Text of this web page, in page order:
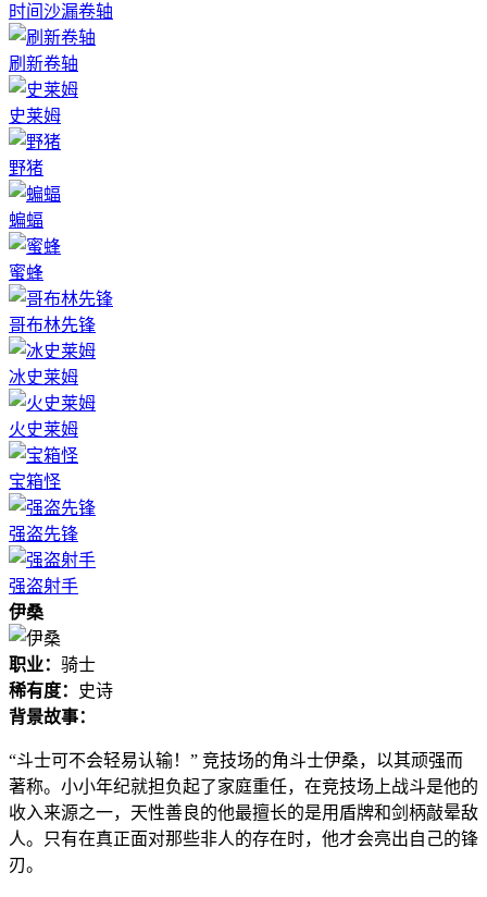
时间沙漏卷轴
刷新卷轴
史莱姆
野猪
蝙蝠
蜜蜂
哥布林先锋
冰史莱姆
火史莱姆
宝箱怪
强盗先锋
强盗射手
伊桑
职业： 骑士
稀有度：
史诗
背景故事：
“斗士可不会轻易认输！” 竞技场的角斗士伊桑，以其顽强而
著称。小小年纪就担负起了家庭重任，在竞技场上战斗是他的
收入来源之一，天性善良的他最擅长的是用盾牌和剑柄敲晕敌
人。只有在真正面对那些非人的存在时，他才会亮出自己的锋
刃。